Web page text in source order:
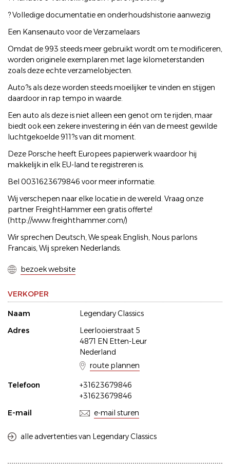
? Volledige documentatie en onderhoudshistorie aanwezig
Een Kansenauto voor de Verzamelaars
Omdat de 993 steeds meer gebruikt wordt om te modificeren,
worden originele exemplaren met lage kilometerstanden
zoals deze echte verzamelobjecten.
Auto?s als deze worden steeds moeilijker te vinden en stijgen
daardoor in rap tempo in waarde.
Een auto als deze is niet alleen een genot om te rijden, maar
biedt ook een zekere investering in één van de meest gewilde
luchtgekoelde 911?s van dit moment.
Deze Porsche heeft Europees papierwerk waardoor hij
makkelijk in elk EU-land te registreren is.
Bel 0031623679846 voor meer informatie.
Wij verschepen naar elke locatie in de wereld. Vraag onze
partner FreightHammer een gratis offerte!
(http://www.freighthammer.com/)
Wir sprechen Deutsch, We speak English, Nous parlons
Francais, Wij spreken Nederlands.
bezoek website
VERKOPER
Naam
Legendary Classics
Adres
Leerlooierstraat 5
4871 EN Etten-Leur
Nederland
route plannen
Telefoon
+31623679846
+31623679846
E-mail
e-mail sturen
alle advertenties van Legendary Classics